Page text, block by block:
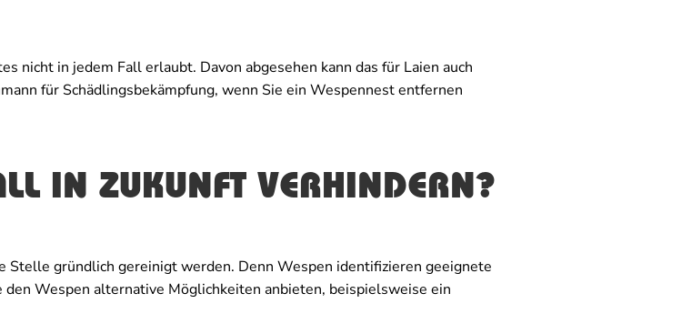
nicht in jedem Fall erlaubt. Davon abgesehen kann das für Laien auch
für Schädlingsbekämpfung, wenn Sie ein Wespennest entfernen
IN ZUKUNFT VERHINDERN?
gründlich gereinigt werden. Denn Wespen identifizieren geeignete
Wespen alternative Möglichkeiten anbieten, beispielsweise ein